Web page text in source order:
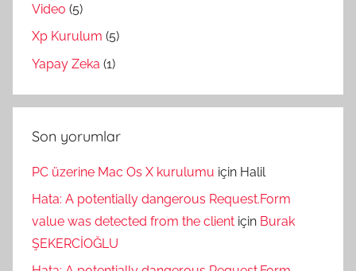
Video (5)
Xp Kurulum (5)
Yapay Zeka (1)
Son yorumlar
PC üzerine Mac Os X kurulumu için Halil
Hata: A potentially dangerous Request.Form
value was detected from the client için Burak
ŞEKERCİOĞLU